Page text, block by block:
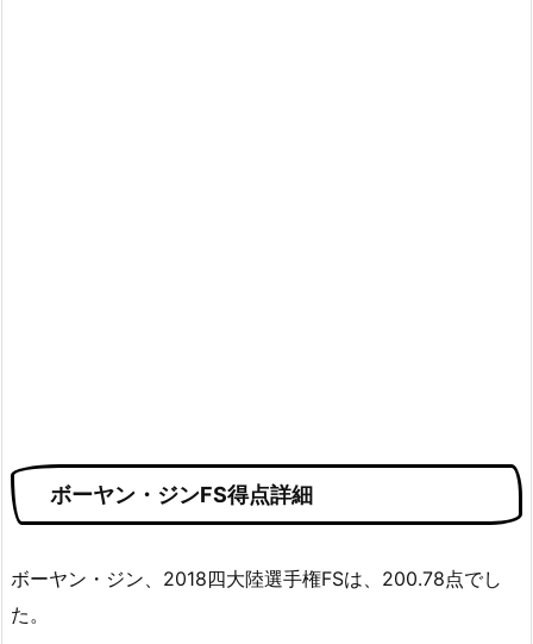
ボーヤン・ジンFS得点詳細
ボーヤン・ジン、2018四大陸選手権FSは、200.78点でし
た。